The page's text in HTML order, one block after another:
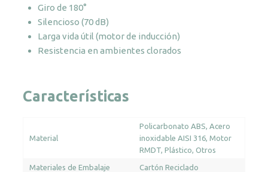
Giro de 180°
Silencioso (70 dB)
Larga vida útil (motor de inducción)
Resistencia en ambientes clorados
Características
Material
Policarbonato ABS Acero
inoxidable AISI 316 Motor
RMDT Plástico Otros
Materiales de Embalaje Cartón Reciclado